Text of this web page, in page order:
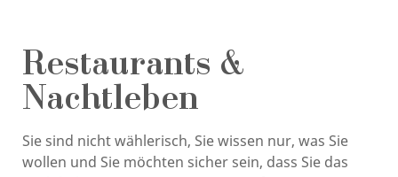
Restaurants &
Nachtleben
Sie sind nicht wählerisch, Sie wissen nur, was Sie
wollen und Sie möchten sicher sein, dass Sie das